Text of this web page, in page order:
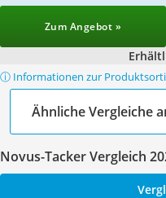
Zum Angebot »
ⓘ Informationen zur
Ähnliche Vergleiche
Novus-Tacker Vergleich